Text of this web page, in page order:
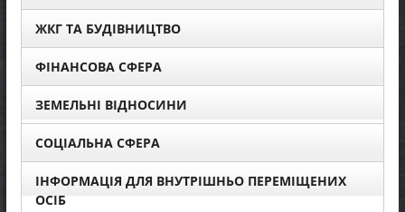
ЖКГ ТА БУДІВНИЦТВО
ФІНАНСОВА СФЕРА
ЗЕМЕЛЬНІ ВІДНОСИНИ
СОЦІАЛЬНА СФЕРА
ІНФОРМАЦІЯ ДЛЯ ВНУТРІШНЬО ПЕРЕМІЩЕНИХ
ОСІБ